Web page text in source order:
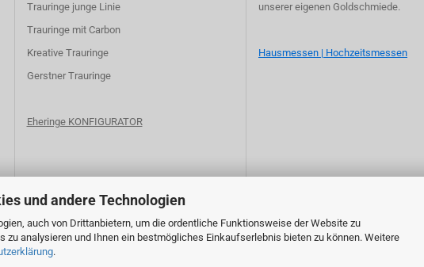
und andere Technologien
auch von Drittanbietern, um die ordentliche Funktionsweise der Website zu
zu analysieren und Ihnen ein bestmögliches Einkaufserlebnis bieten zu können. Weitere
.
Trauringe junge Linie
Trauringe mit Carbon
Kreative Trauringe
Gerstner Trauringe
Eheringe KONFIGURATOR
unserer eigenen Goldschmiede.
Hausmessen | Hochzeitsmessen